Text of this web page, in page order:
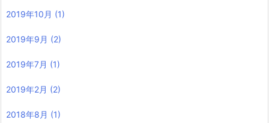
2019年10月 (1)
2019年9月 (2)
2019年7月 (1)
2019年2月 (2)
2018年8月 (1)